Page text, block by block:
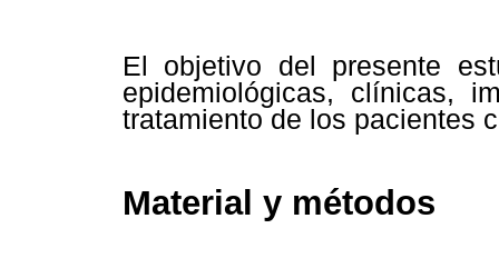
El objetivo del presente
epidemiológicas, clínicas,
tratamiento de los pacientes
Material y métodos